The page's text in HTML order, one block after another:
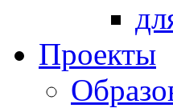
Проекты